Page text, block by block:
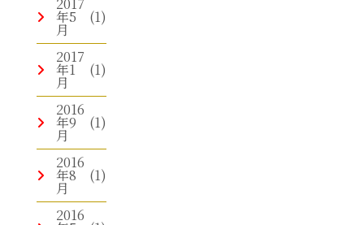
年5
月
(1)
2017
年1
月
(1)
2016
年9
月
(1)
2016
年8
月
(1)
2016